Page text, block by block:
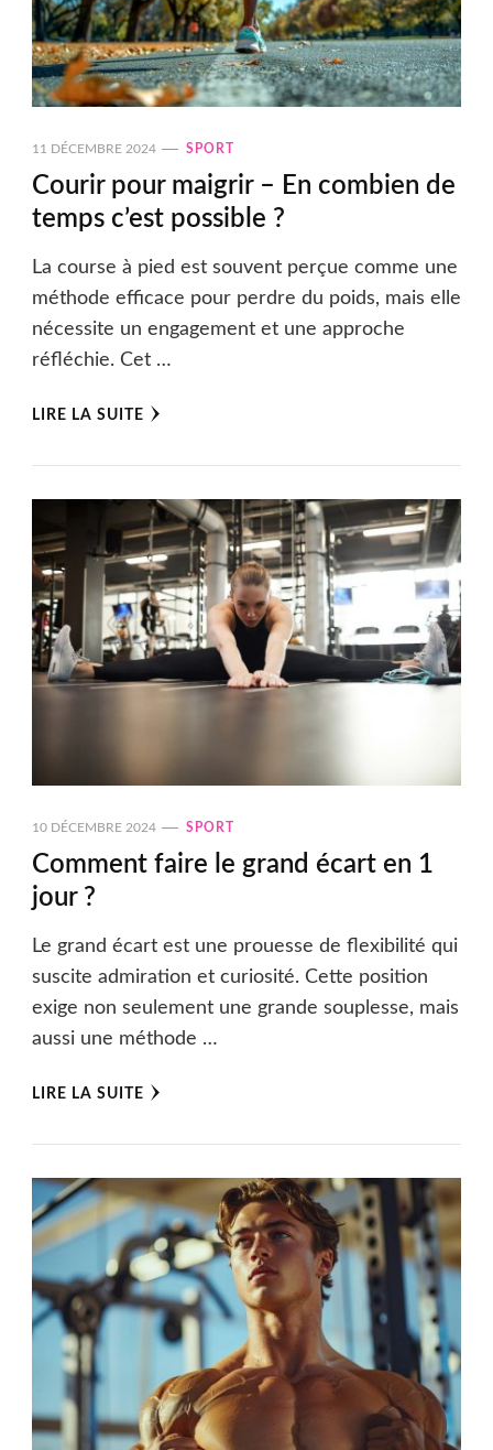
11 DÉCEMBRE 2024 SPORT
Courir pour maigrir – En combien de
temps c’est possible ?
La course à pied est souvent perçue comme une
méthode efficace pour perdre du poids, mais elle
nécessite un engagement et une approche
réfléchie. Cet …
LIRE LA SUITE
10 DÉCEMBRE 2024 SPORT
Comment faire le grand écart en 1
jour ?
Le grand écart est une prouesse de flexibilité qui
suscite admiration et curiosité. Cette position
exige non seulement une grande souplesse, mais
aussi une méthode …
LIRE LA SUITE